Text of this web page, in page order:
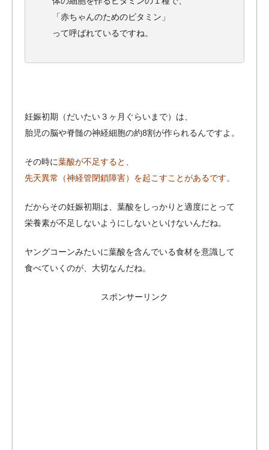
「赤ちゃんのためのビタミン」
って呼ばれているですね。
妊娠初期（だいたい３ヶ月ぐらいまで）は、
胎児の脳や脊髄の神経細胞の約8割が作られるんですよ。
その時に葉酸が不足すると、
先天異常（神経管閉鎖障害）を起こすことがあるです。
だからその妊娠初期は、葉酸をしっかりと適度にとって
栄養素が不足しないようにしないといけないんだね。
ヤングコーンみたいに葉酸を含んでいる食材を意識して
食べていくのが、大切なんだね。
スポンサーリンク